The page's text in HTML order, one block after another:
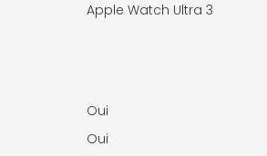
Apple Watch Ultra 3
Oui
Oui